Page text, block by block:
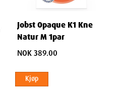
Jobst Opaque K1 Kne
Natur M 1par
NOK 389.00
Kjøp